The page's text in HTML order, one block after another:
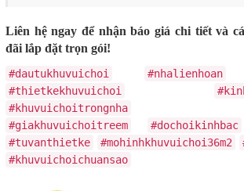
Liên hệ ngay để nhận báo giá chi tiết và
đãi lắp đặt trọn gói!
#dautukhuvuichoi #nhalienhoan
#thietkekhuvuichoi
#khuvuichoitrongnha
#giakhuvuichoitreem
#dochoikinhbac
#tuvanthietke
#mohinhkhuvuichoi36m2
#khuvuichoichuansao